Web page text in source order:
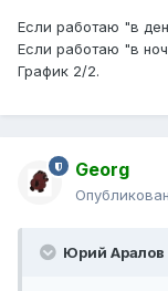
Если работаю "в
Если работаю "в
График 2/2.
Georg
Юрий Аралов